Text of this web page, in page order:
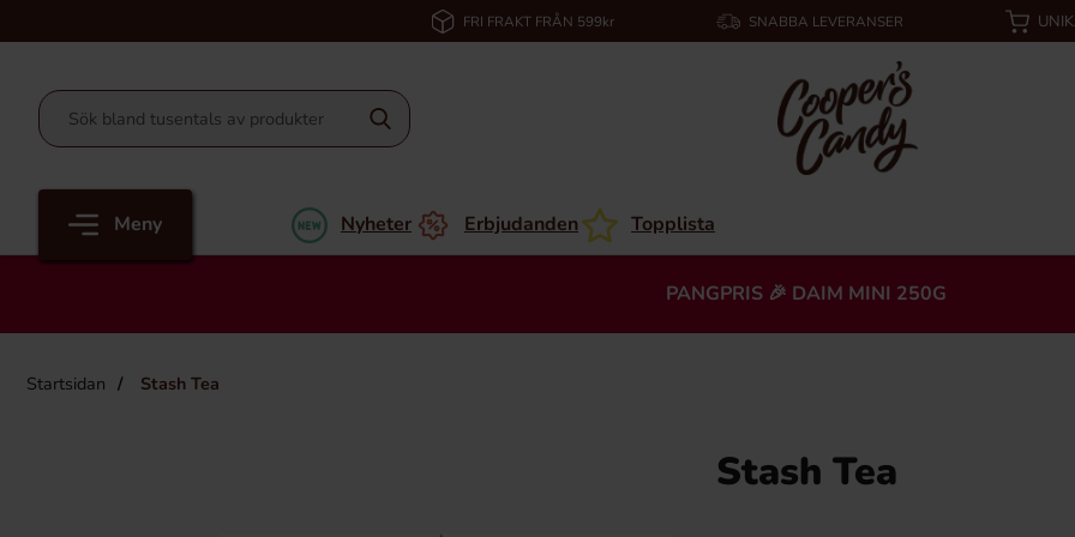
FRI FRAKT FRÅN 599kr SNABBA LEVERANSER
Meny Nyheter Erbjudanden Topplista
PANGPRIS 🎉 DAIM MINI 250G
Startsidan Stash Tea
Stash Tea